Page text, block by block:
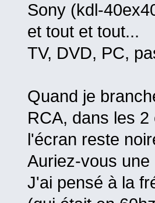
Sony (kdl-
et tout et tout...
TV, DVD, PC,
Quand je
RCA, dans les
l'écran reste
Auriez-vous
J'ai pensé à la